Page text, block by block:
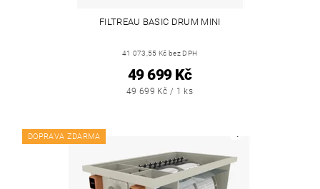
FILTREAU BASIC DRUM MINI
41 073,55 Kč bez DPH
49 699 Kč
49 699 Kč / 1 ks
DOPRAVA ZDARMA